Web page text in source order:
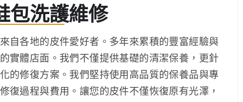
包洗護維修
自各地的皮件愛好者。多年來累積的豐富經驗與
實體店面。我們不僅提供基礎的清潔保養，更針
的修復方案。我們堅持使用高品質的保養品與專
復過程與費用。讓您的皮件不僅恢復原有光澤，